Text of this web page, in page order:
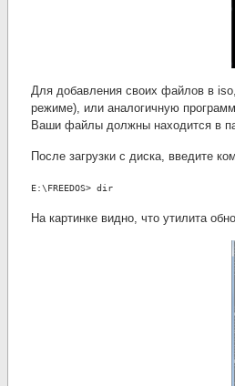
Для добавления своих файлов в
режиме), или аналогичную
Ваши файлы должны находится в
После загрузки с диска, введите
E:\FREEDOS> dir
На картинке видно, что утилита